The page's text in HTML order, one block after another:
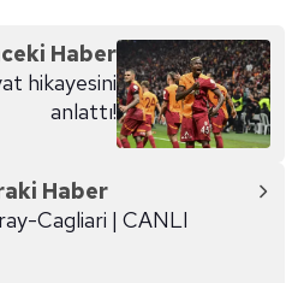
Haber
hikayesini
anlattı!
Haber
Cagliari | CANLI